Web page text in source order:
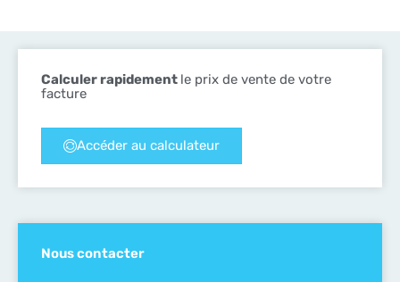
Calculer rapidement le prix de vente de votre
facture
Accéder au calculateur
Nous contacter